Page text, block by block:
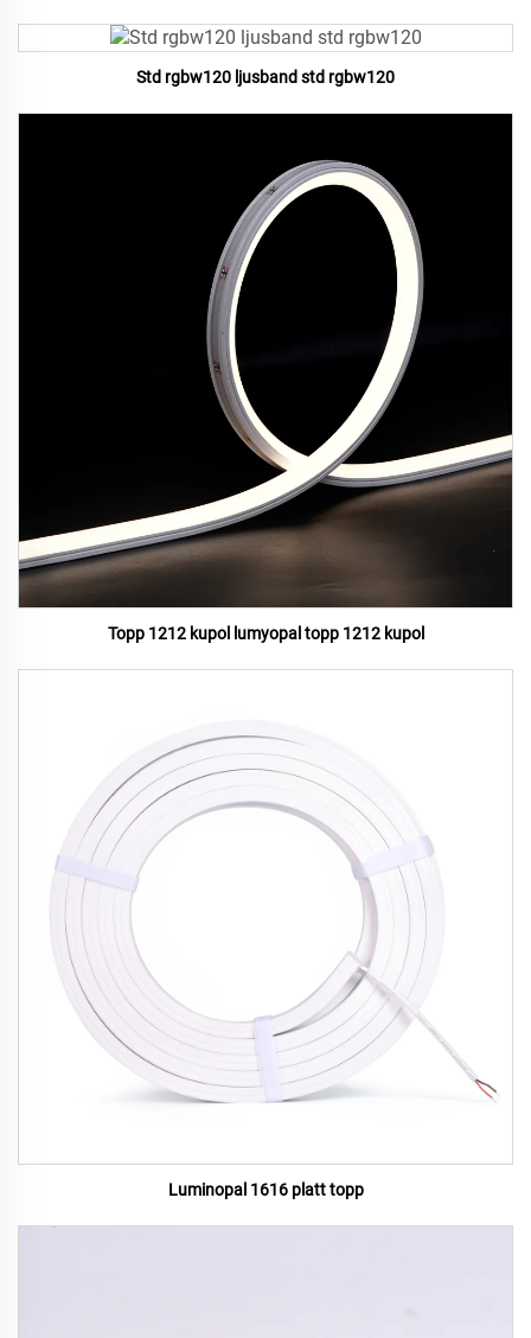
Std rgbw120 ljusband std rgbw120
Topp 1212 kupol lumyopal topp 1212 kupol
Luminopal 1616 platt topp